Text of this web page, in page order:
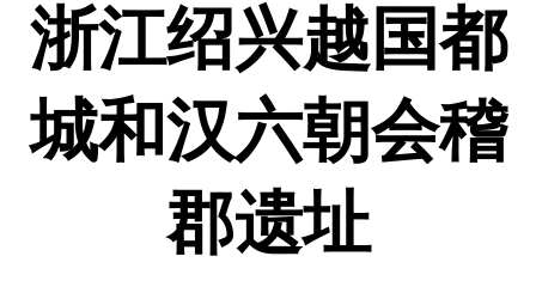
浙江绍兴越国都
城和汉六朝会稽
郡遗址